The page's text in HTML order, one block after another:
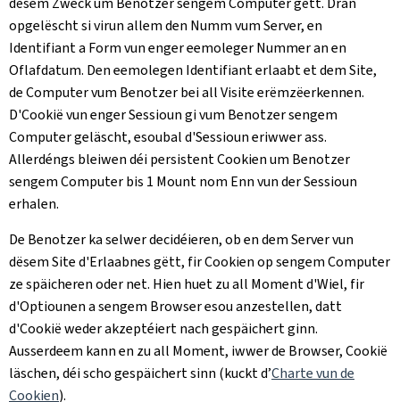
opgelëscht si virun allem den Numm vum Server, en
Identifiant a Form vun enger eemoleger Nummer an en
Oflafdatum. Den eemolegen Identifiant erlaabt et dem Site,
de Computer vum Benotzer bei all Visite erëmzëerkennen.
D'Cookië vun enger Sessioun gi vum Benotzer sengem
Computer geläscht, esoubal d'Sessioun eriwwer ass.
Allerdéngs bleiwen déi persistent Cookien um Benotzer
sengem Computer bis 1 Mount nom Enn vun der Sessioun
erhalen.
De Benotzer ka selwer decidéieren, ob en dem Server vun
dësem Site d'Erlaabnes gëtt, fir Cookien op sengem Computer
ze späicheren oder net. Hien huet zu all Moment d'Wiel, fir
d'Optiounen a sengem Browser esou anzestellen, datt
d'Cookië weder akzeptéiert nach gespäichert ginn.
Ausserdeem kann en zu all Moment, iwwer de Browser, Cookië
läschen, déi scho gespäichert sinn (kuckt d’Charte vun de
Cookien).